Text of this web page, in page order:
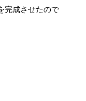
完成させたので